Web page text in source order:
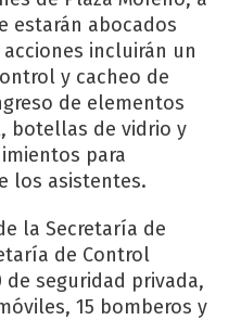
estarán abocados
incluirán un
y cacheo de
de elementos
botellas de vidrio y
para
los asistentes.
la Secretaría de
de Control
de seguridad privada,
15 bomberos y